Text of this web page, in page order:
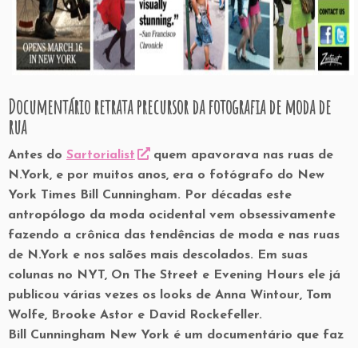
Documentário retrata precursor da fotografia de moda de
rua
Antes do Sartorialist
quem apavorava nas ruas de
N.York, e por muitos anos, era o fotógrafo do New
York Times Bill Cunningham. Por décadas este
antropólogo da moda ocidental vem obsessivamente
fazendo a crônica das tendências de moda e nas ruas
de N.York e nos salões mais descolados. Em suas
colunas no NYT, On The Street e Evening Hours ele já
publicou várias vezes os looks de Anna Wintour, Tom
Wolfe, Brooke Astor e David Rockefeller.
Bill Cunningham New York é um documentário que faz